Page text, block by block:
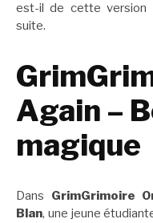
est-il de cette version
suite.
Again –
magique
Dans GrimGrimoire
Blan, une jeune